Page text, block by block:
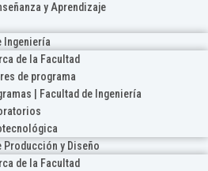
y Aprendizaje
Ingeniería
de la Facultad
de programa
| Facultad de Ingeniería
Producción y Diseño
de la Facultad